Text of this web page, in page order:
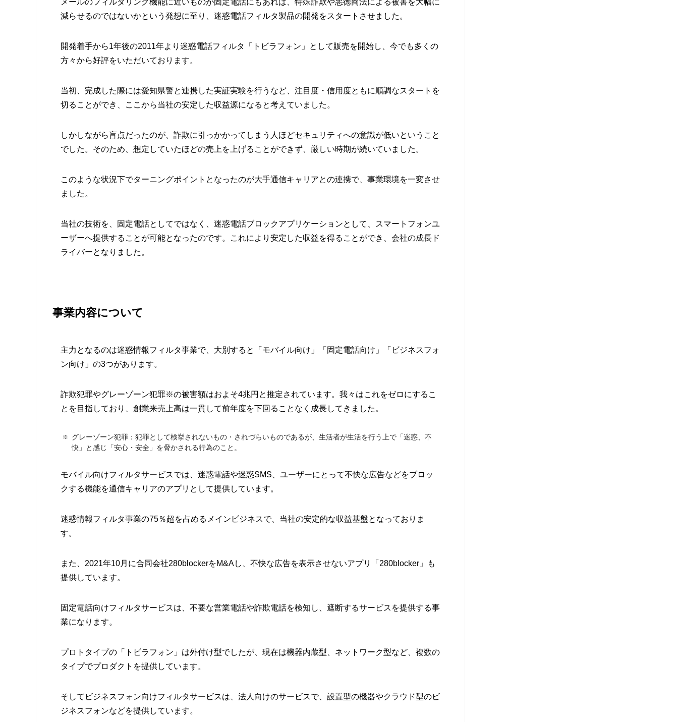
メールのフィルタリング機能に近いものが固定電話にもあれば、特殊詐欺や悪徳商法による被害を大幅に
減らせるのではないかという発想に至り、迷惑電話フィルタ製品の開発をスタートさせました。
開発着手から1年後の2011年より迷惑電話フィルタ「トビラフォン」として販売を開始し、今でも多くの
方々から好評をいただいております。
当初、完成した際には愛知県警と連携した実証実験を行うなど、注目度・信用度ともに順調なスタートを
切ることができ、ここから当社の安定した収益源になると考えていました。
しかしながら盲点だったのが、詐欺に引っかかってしまう人ほどセキュリティへの意識が低いということ
でした。そのため、想定していたほどの売上を上げることができず、厳しい時期が続いていました。
このような状況下でターニングポイントとなったのが大手通信キャリアとの連携で、事業環境を一変させ
ました。
当社の技術を、固定電話としてではなく、迷惑電話ブロックアプリケーションとして、スマートフォンユ
ーザーへ提供することが可能となったのです。これにより安定した収益を得ることができ、会社の成長ド
ライバーとなりました。
事業内容について
主力となるのは迷惑情報フィルタ事業で、大別すると「モバイル向け」「固定電話向け」「ビジネスフォ
ン向け」の3つがあります。
詐欺犯罪やグレーゾーン犯罪※の被害額はおよそ4兆円と推定されています。我々はこれをゼロにするこ
とを目指しており、創業来売上高は一貫して前年度を下回ることなく成長してきました。
グレーゾーン犯罪：犯罪として検挙されないもの・されづらいものであるが、生活者が生活を行う上で「迷惑、不
快」と感じ「安心・安全」を脅かされる行為のこと。
モバイル向けフィルタサービスでは、迷惑電話や迷惑SMS、ユーザーにとって不快な広告などをブロッ
クする機能を通信キャリアのアプリとして提供しています。
迷惑情報フィルタ事業の75％超を占めるメインビジネスで、当社の安定的な収益基盤となっておりま
す。
また、2021年10月に合同会社280blockerをM&Aし、不快な広告を表示させないアプリ「280blocker」も
提供しています。
固定電話向けフィルタサービスは、不要な営業電話や詐欺電話を検知し、遮断するサービスを提供する事
業になります。
プロトタイプの「トビラフォン」は外付け型でしたが、現在は機器内蔵型、ネットワーク型など、複数の
タイプでプロダクトを提供しています。
そしてビジネスフォン向けフィルタサービスは、法人向けのサービスで、設置型の機器やクラウド型のビ
ジネスフォンなどを提供しています。